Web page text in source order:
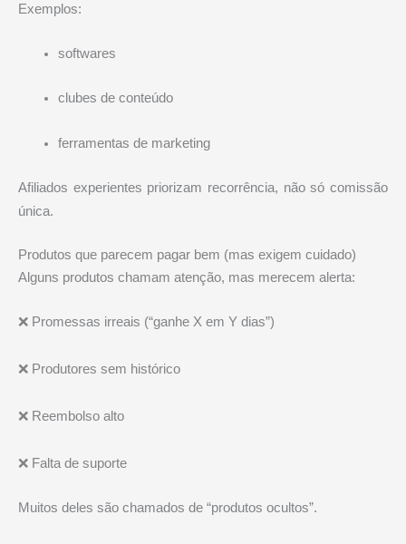
Exemplos:
softwares
clubes de conteúdo
ferramentas de marketing
Afiliados experientes priorizam recorrência, não só comissão
única.
Produtos que parecem pagar bem (mas exigem cuidado)
Alguns produtos chamam atenção, mas merecem alerta:
❌ Promessas irreais (“ganhe X em Y dias”)
❌ Produtores sem histórico
❌ Reembolso alto
❌ Falta de suporte
Muitos deles são chamados de “produtos ocultos”.